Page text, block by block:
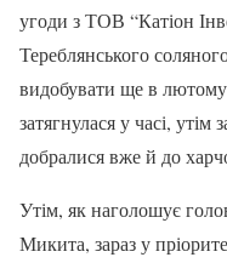
угоди з ТОВ “Катіон
Тереблянського
видобувати ще в
затягнулася у часі, утім
добралися вже й до
Утім, як наголошує
Микита, зараз у